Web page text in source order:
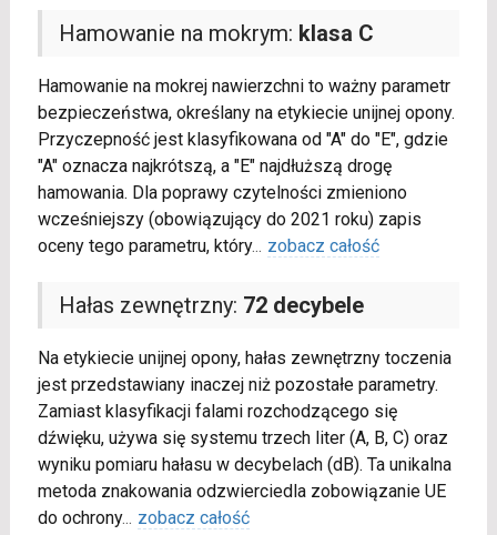
Hamowanie na mokrym: klasa C
Hamowanie na mokrej nawierzchni to ważny parametr
bezpieczeństwa, określany na etykiecie unijnej opony.
Przyczepność jest klasyfikowana od "A" do "E", gdzie
"A" oznacza najkrótszą, a "E" najdłuższą drogę
hamowania. Dla poprawy czytelności zmieniono
wcześniejszy (obowiązujący do 2021 roku) zapis
oceny tego parametru, który... zobacz całość
Hałas zewnętrzny: 72 decybele
Na etykiecie unijnej opony, hałas zewnętrzny toczenia
jest przedstawiany inaczej niż pozostałe parametry.
Zamiast klasyfikacji falami rozchodzącego się
dźwięku, używa się systemu trzech liter (A, B, C) oraz
wyniku pomiaru hałasu w decybelach (dB). Ta unikalna
metoda znakowania odzwierciedla zobowiązanie UE
do ochrony... zobacz całość